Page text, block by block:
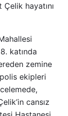
hayatını
katında
zemine
ekipleri
cansız